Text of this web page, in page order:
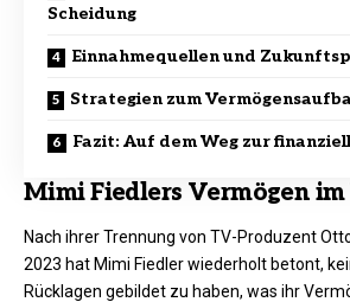
Scheidung
Einnahmequellen und
Strategien zum
Fazit: Auf dem Weg zur
Mimi Fiedlers Vermögen
Nach ihrer Trennung von TV-Produzent
2023 hat Mimi Fiedler wiederholt betont,
Rücklagen gebildet zu haben, was ihr